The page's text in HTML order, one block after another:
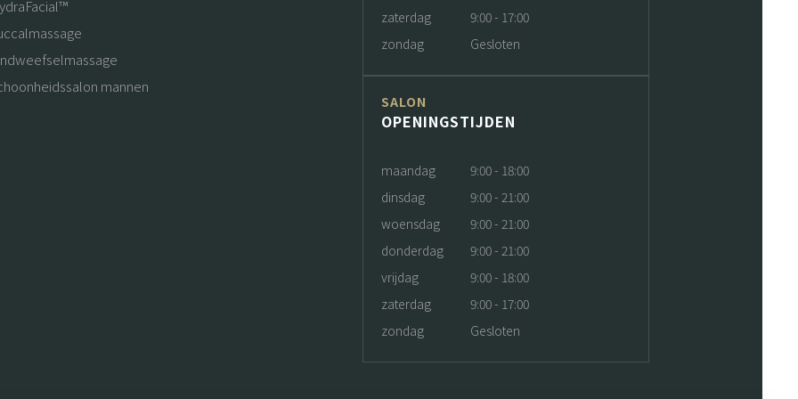
mannen
zaterdag
9:00 - 17:00
zondag
Gesloten
SALON
OPENINGSTIJDEN
maandag
9:00 - 18:00
dinsdag
9:00 - 21:00
woensdag
9:00 - 21:00
donderdag
9:00 - 21:00
vrijdag
9:00 - 18:00
zaterdag
9:00 - 17:00
zondag
Gesloten